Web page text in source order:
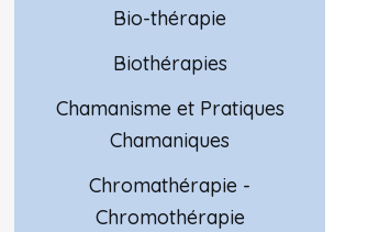
Bio-thérapie
Biothérapies
Chamanisme et Pratiques
Chamaniques
Chromathérapie -
Chromothérapie